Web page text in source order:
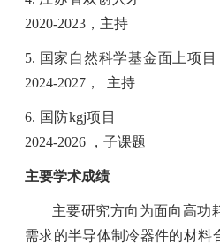
2020-2023 ， 主持
5. 国家自然科学基金面上项目
2024-2027 ， 主持
6. 国防kgj项目
2024-2026
，子课题
主要学术成绩
主要研究方向为面向高功
需求的半导体制冷器件的材料